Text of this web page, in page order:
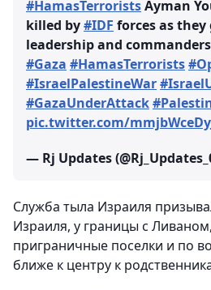
#HamasTerroristsAyman
killed by#IDF forces as
leadership and
#Gaza #HamasTerrorists
#IsraelPalestineWar
#GazaUnderAttack
pic.twitter.com/
— Rj Updates
Служба тыла Израиля
Израиля, у границы с
приграничные поселки и по
ближе к центру к